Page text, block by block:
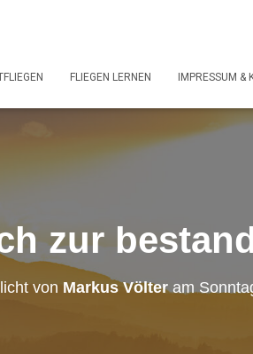
FLIEGEN LERNEN IMPRESSUM &
zur
von Markus Völteram